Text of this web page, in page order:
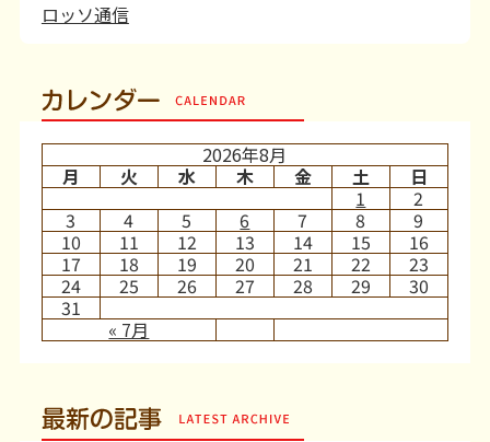
ロッソ通信
カレンダー
2026年8月
月
火 水 木 金 土 日
« 7月
1
2
3
4 5 6 7 8
9
10
11 12 13 14 15
16
17
18 19 20 21 22
23
24
25 26 27 28 29
30
31
最新の記事